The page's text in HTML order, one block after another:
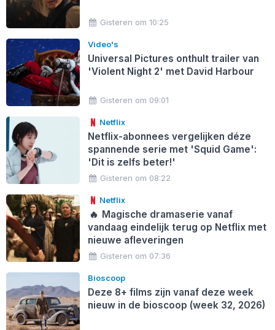
Gisteren om 10:25
Video's
Universal Pictures onthult trailer van
'Violent Night 2' met David Harbour
Gisteren om 09:01
Netflix
Netflix-abonnees vergelijken déze
spannende serie met 'Squid Game':
'Dit is zelfs beter!'
Gisteren om 08:22
Netflix
🔥 Magische dramaserie vanaf
vandaag eindelijk terug op Netflix met
nieuwe afleveringen
Gisteren om 07:36
Bioscoop
Deze 8+ films zijn vanaf deze week
nieuw in de bioscoop (week 32, 2026)